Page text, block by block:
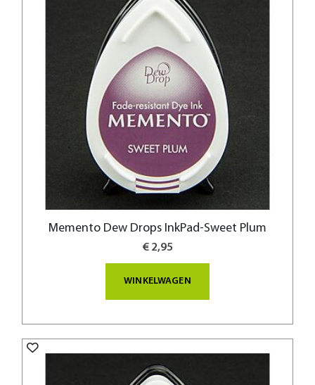
Memento Dew Drops InkPad-Sweet Plum
€ 2,95
WINKELWAGEN